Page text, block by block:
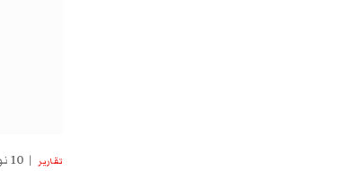
تقارير 10 نوفمبر، 2025